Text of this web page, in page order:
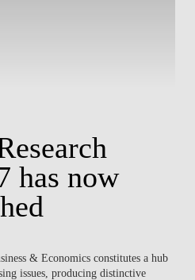
has now
& Economics constitutes a hub
issues, producing distinctive